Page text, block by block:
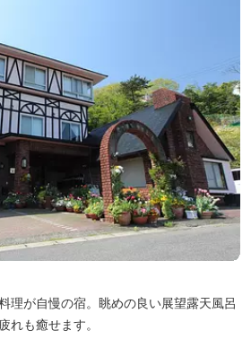
理が自慢の宿。眺めの良い展望露天風呂
れも癒せます。